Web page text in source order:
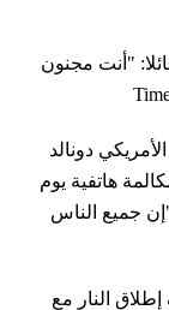
"أنت مجنون
دونالد
هاتفية يوم
"إن جميع الناس
النار مع